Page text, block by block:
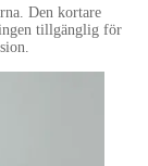
Den kortare
tillgänglig för